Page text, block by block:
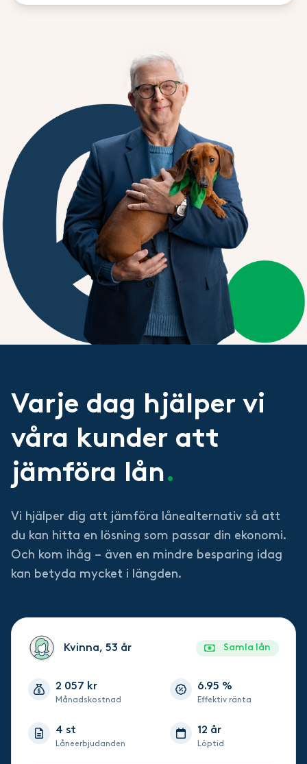
Varje dag hjälper vi
våra kunder att
jämföra lån.
Vi hjälper dig att jämföra lånealternativ så att
du kan hitta en lösning som passar din ekonomi.
Och kom ihåg – även en mindre besparing idag
kan betyda mycket i längden.
Kvinna, 53 år Samla lån
2 057 kr
Månadskostnad
6.95 %
Effektiv ränta
4 st
Låneerbjudanden
12 år
Löptid